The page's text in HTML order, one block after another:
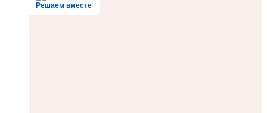
Решаем вместе